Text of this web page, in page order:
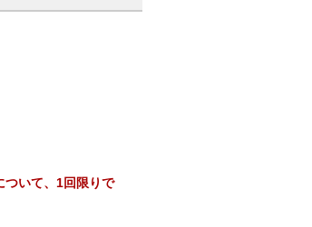
ついて、1回限りで